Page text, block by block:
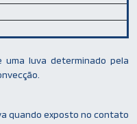
uma luva determinado pela
quando exposto no contato